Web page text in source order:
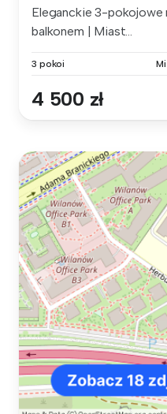
Eleganckie 3-pokojowe
balkonem | Miast...
3 pokoi
4 500 zł